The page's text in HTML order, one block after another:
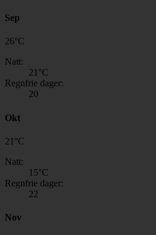
Sep
26°C
Natt:
21°C
Regnfrie dager:
20
Okt
21 °C
Natt:
15°C
Regnfrie dager:
22
Nov